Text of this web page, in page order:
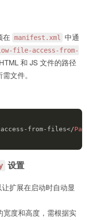
在 manifest.xml
中通
file-access-from-
和 JS 文件的路径
文件。
from-files</
设置
扩展在启动时自动显
宽度和高度，需根据实